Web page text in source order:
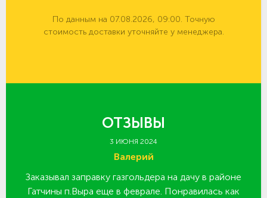
По данным на 07.08.2026, 09:00. Точную
стоимость доставки уточняйте у менеджера.
ОТЗЫВЫ
3 ИЮНЯ 2024
Валерий
Заказывал заправку газгольдера на дачу в районе
Гатчины п.Выра еще в феврале. Понравилась как